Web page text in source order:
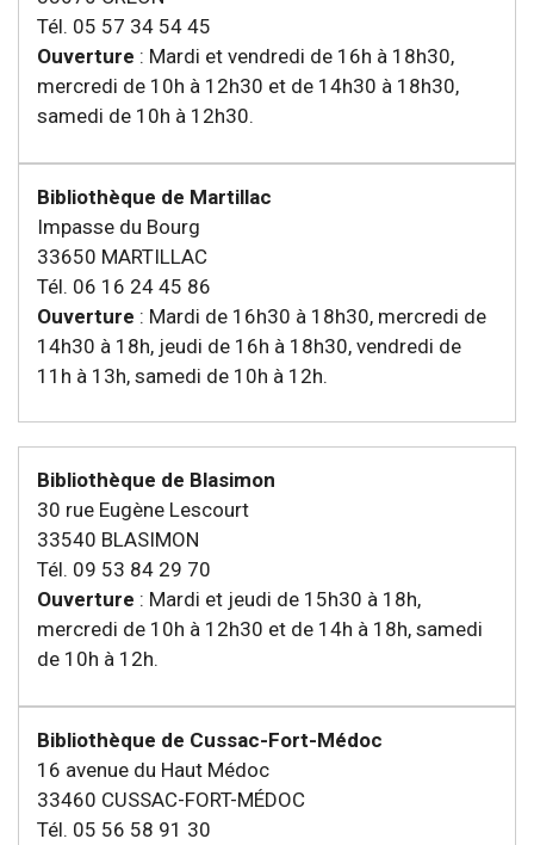
Tél. 05 57 34 54 45
Ouverture : Mardi et vendredi de 16h à 18h30,
mercredi de 10h à 12h30 et de 14h30 à 18h30,
samedi de 10h à 12h30.
Bibliothèque de Martillac
Impasse du Bourg
33650 MARTILLAC
Tél. 06 16 24 45 86
Ouverture : Mardi de 16h30 à 18h30, mercredi de
14h30 à 18h, jeudi de 16h à 18h30, vendredi de
11h à 13h, samedi de 10h à 12h.
Bibliothèque de Blasimon
30 rue Eugène Lescourt
33540 BLASIMON
Tél. 09 53 84 29 70
Ouverture : Mardi et jeudi de 15h30 à 18h,
mercredi de 10h à 12h30 et de 14h à 18h, samedi
de 10h à 12h.
Bibliothèque de Cussac-Fort-Médoc
16 avenue du Haut Médoc
33460 CUSSAC-FORT-MÉDOC
Tél. 05 56 58 91 30